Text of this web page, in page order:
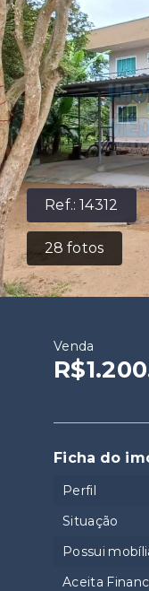
Ref.:14312
28 fotos
Venda
Ficha do
Perfil
Situação
Possui
Aceita